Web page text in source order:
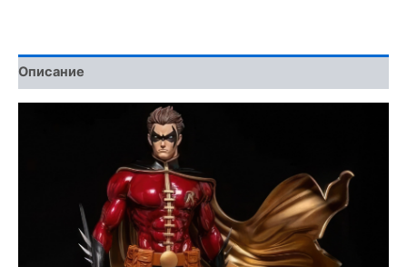
Описание